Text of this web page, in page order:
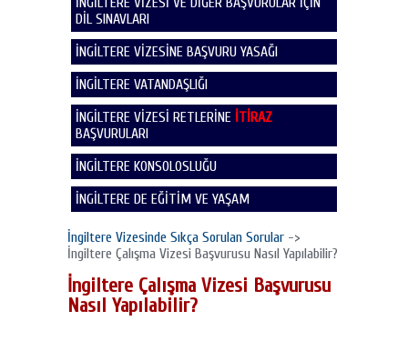
DİL SINAVLARI
İNGİLTERE VİZESİNE BAŞVURU YASAĞI
İNGİLTERE VATANDAŞLIĞI
İNGİLTERE VİZESİ RETLERİNE İTİRAZ
BAŞVURULARI
İNGİLTERE KONSOLOSLUĞU
İNGİLTERE DE EĞİTİM VE YAŞAM
İngiltere Vizesinde Sıkça Sorulan Sorular ->
İngiltere Çalışma Vizesi Başvurusu Nasıl Yapılabilir?
İngiltere Çalışma Vizesi Başvurusu
Nasıl Yapılabilir?